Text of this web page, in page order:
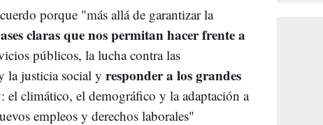
porque "más allá de garantizar la
claras que nos permitan hacer frente a
públicos, la lucha contra las
la justicia social y responder a los grandes
el climático, el demográfico y la adaptación a
empleos y derechos laborales"